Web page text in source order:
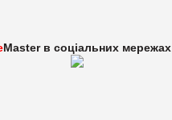
Master в соціальних мережах